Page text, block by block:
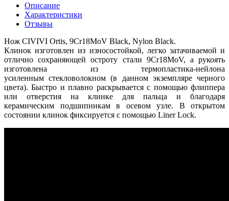
Описание
Характеристики
Отзывы
Нож CIVIVI Ortis, 9Cr18MoV Black, Nylon Black.
Клинок изготовлен из износостойкой, легко затачиваемой и
отлично сохраняющей остроту стали 9Cr18MoV, а рукоять
изготовлена из термопластика-нейлона
усиленным стекловолокном (в данном экземпляре черного
цвета). Быстро и плавно раскрывается с помощью флиппера
или отверстия на клинке для пальца и благодаря
керамическим подшипникам в осевом узле. В открытом
состоянии клинок фиксируется с помощью Liner Lock.